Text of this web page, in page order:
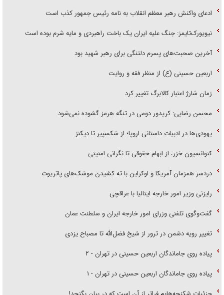
ادعای واکنش رهبر معظم انقلاب به نامه رئیس جمهور کذب است
نیویورک‌تایمز: جنگ علیه ایران یک باخت راهبردی و مایه شرم بوده است
آخرین صحبت‌های پسرم دلتنگی برای رهبر شهید بود
اربعین حسینی (ع) از منظر فقه و روایت
زمان شارژ اعتبار کالابرگ تغییر کرد
محسن رضایی: کریدور دومی در تنگه هرمز گشوده نمی‌شود
یهودی‌ها در ادبیات داستانی اروپا؛ از شکسپیر تا دیکنز
کنوانسیون خزر، از ابهام حقوقی تا نگرانی امنیتی
دردسر همزمان آمریکا و اوکراین با ته کشیدن موشک‌های پاتریوت
رایزنی وزیر امور خارجه ایتالیا با عراقچی
گفت‌وگوی تلفنی وزرای امور خارجه ایران و سلطنت عمان
تغییر رویه دشمن در ترور از شیخ فضل‌الله تا مصباح یزدی
پیاده روی جاماندگان اربعین حسینی در تهران - ۲
پیاده روی جاماندگان اربعین حسینی در تهران - ۱